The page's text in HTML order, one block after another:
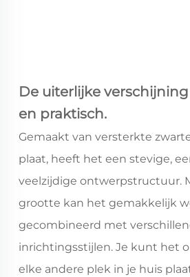
De uiterlijke
en praktisch.
Gemaakt van versterkte
plaat, heeft het een stevige,
veelzijdige ontwerpstructuur.
grootte kan het gemakkelijk
gecombineerd met
inrichtingsstijlen. Je kunt het
elke andere plek in je huis